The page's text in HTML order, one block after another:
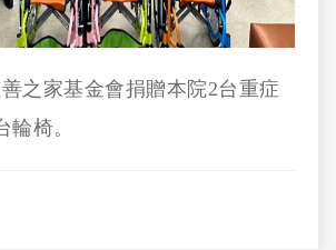
之家基金會捐贈本院2台重症
輪椅。